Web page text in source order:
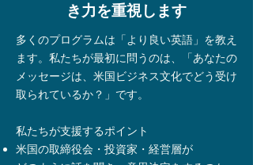
き力を重視します
多くのプログラムは「より良い英語」を教え
ます。私たちが最初に問うのは、「あなたの
メッセージは、米国ビジネス文化でどう受け
取られているか？」です。
私たちが支援するポイント
米国の取締役会・投資家・経営層が